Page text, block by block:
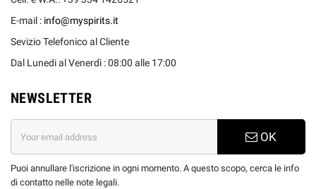
E-mail : info@myspirits.it
Sevizio Telefonico al Cliente
Dal Lunedi al Venerdì : 08:00 alle 17:00
NEWSLETTER
OK
Puoi annullare l'iscrizione in ogni momento. A questo scopo, cerca le info
di contatto nelle note legali.